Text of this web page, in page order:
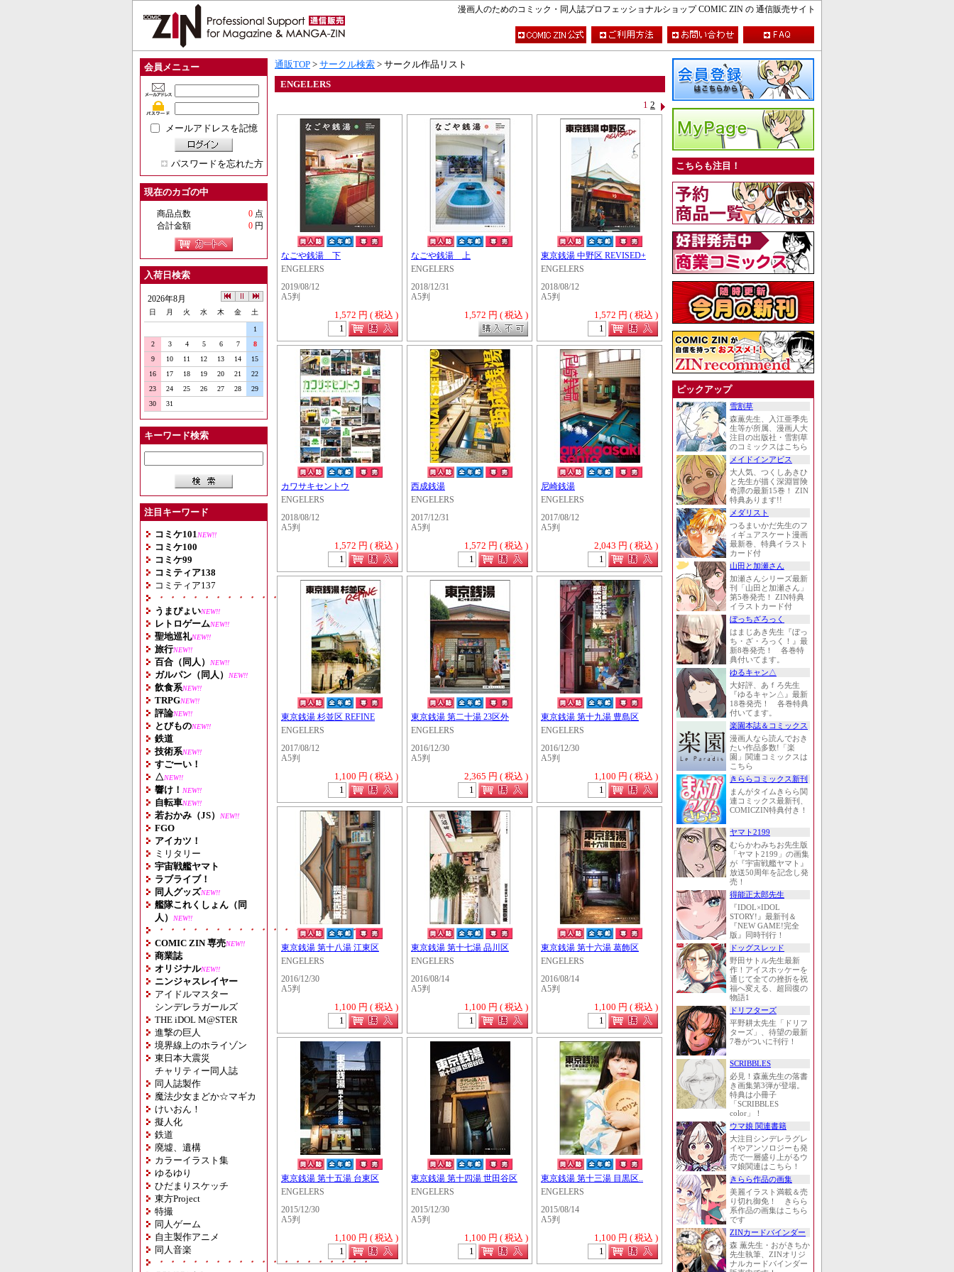
漫画人のためのコミック・同人誌プロフェッショナルショップ COMIC ZIN の 通信販売サイト
会員メニュー
メールアドレスを記憶
パスワードを忘れた方
現在のカゴの中
商品点数 0 点
合計金額
0 円
入荷日検索
2026年8月
日 月 火 水 木 金 土
1
2
3 4 5 6 7
8
9
10 11 12 13 14
15
16
17 18 19 20 21
22
23
24 25 26 27 28
29
30
31
キーワード検索
注目キーワード
コミケ101 NEW!!
コミケ100
コミケ99
コミティア138
コミティア137
・・・・・・・・・・・・・・・・・・・
うまぴょいNEW!!
レトロゲームNEW!!
聖地巡礼NEW!!
旅行NEW!!
百合（同人） NEW!!
ガルパン（同人） NEW!!
飲食系NEW!!
TRPGNEW!!
評論NEW!!
とびものNEW!!
鉄道
技術系NEW!!
すごーい！
△NEW!!
響け！ NEW!!
自転車NEW!!
若おかみ（JS） NEW!!
FGO
アイカツ！
ミリタリー
宇宙戦艦ヤマト
ラブライブ！
同人グッズNEW!!
艦隊これくしょん（同
人）
NEW!!
・・・・・・・・・・・・・・・・・・・
COMIC ZIN 専売NEW!!
商業誌
オリジナルNEW!!
ニンジャスレイヤー
アイドルマスター
シンデレラガールズ
THE iDOL M@STER
進撃の巨人
境界線上のホライゾン
東日本大震災
チャリティー同人誌
同人誌製作
魔法少女まどか☆マギカ
けいおん！
擬人化
鉄道
廃墟、遺構
カラーイラスト集
ゆるゆり
ひだまりスケッチ
東方Project
特撮
同人ゲーム
自主製作アニメ
同人音楽
・・・・・・・・・・・・・・・・・・・
通販TOP > サークル検索 > サークル作品リスト
ENGELERS
1 2
なごや銭湯 下
ENGELERS
2019/08/12
A5判
1,572 円 ( 税込 )
なごや銭湯 上
ENGELERS
2018/12/31
A5判
1,572 円 ( 税込 )
東京銭湯 中野区 REVISED+
ENGELERS
2018/08/12
A5判
1,572 円 ( 税込 )
カワサキセントウ
ENGELERS
2018/08/12
A5判
1,572 円 ( 税込 )
西成銭湯
ENGELERS
2017/12/31
A5判
1,572 円 ( 税込 )
尼崎銭湯
ENGELERS
2017/08/12
A5判
2,043 円 ( 税込 )
東京銭湯 杉並区 REFINE
ENGELERS
2017/08/12
A5判
1,100 円 ( 税込 )
東京銭湯 第二十湯 23区外
ENGELERS
2016/12/30
A5判
2,365 円 ( 税込 )
東京銭湯 第十九湯 豊島区
ENGELERS
2016/12/30
A5判
1,100 円 ( 税込 )
東京銭湯 第十八湯 江東区
ENGELERS
2016/12/30
A5判
1,100 円 ( 税込 )
東京銭湯 第十七湯 品川区
ENGELERS
2016/08/14
A5判
1,100 円 ( 税込 )
東京銭湯 第十六湯 葛飾区
ENGELERS
2016/08/14
A5判
1,100 円 ( 税込 )
東京銭湯 第十五湯 台東区
ENGELERS
2015/12/30
A5判
1,100 円 ( 税込 )
東京銭湯 第十四湯 世田谷区
ENGELERS
2015/12/30
A5判
1,100 円 ( 税込 )
東京銭湯 第十三湯 目黒区..
ENGELERS
2015/08/14
A5判
1,100 円 ( 税込 )
こちらも注目！
ピックアップ
雪割草
森薫先生、入江亜季先
生等が所属、漫画人大
注目の出版社・雪割草
のコミックスはこちら
メイドインアビス
大人気、つくしあきひ
と先生が描く深淵冒険
奇譚の最新15巻！ ZIN
特典あります!!
メダリスト
つるまいかだ先生のフ
ィギュアスケート漫画
最新巻、特典イラスト
カード付
山田と加瀬さん
加瀬さんシリーズ最新
刊「山田と加瀬さん」
第5巻発売！ ZIN特典
イラストカード付
ぼっちざろっく
はまじあき先生『ぼっ
ち・ざ・ろっく！』最
新8巻発売！ 各巻特
典付いてます。
ゆるキャン△
大好評、あｆろ先生
『ゆるキャン△』最新
18巻発売！ 各巻特典
付いてます。
楽園本誌＆コミックス
漫画人なら読んでおき
たい作品多数!「楽
園」関連コミックスは
こちら
きららコミックス新刊
まんがタイムきらら関
連コミックス最新刊、
COMICZIN特典付き！
ヤマト2199
むらかわみちお先生版
「ヤマト2199」の画集
が『宇宙戦艦ヤマト』
放送50周年を記念し発
売！
得能正太郎先生
『IDOL×IDOL
STORY!』最新刊＆
『NEW GAME!完全
版』同時刊行！
ドッグスレッド
野田サトル先生最新
作！アイスホッケーを
通じて全ての挫折を祝
福へ変える、超回復の
物語1
ドリフターズ
平野耕太先生「ドリフ
ターズ」、待望の最新
7巻がついに刊行！
SCRIBBLES
必見！森薫先生の落書
き画集第3弾が登場。
特典は小冊子
「SCRIBBLES
color」！
ウマ娘 関連書籍
大注目シンデレラグレ
イやアンソロジーも発
売で一層盛り上がるウ
マ娘関連はこちら！
きらら作品の画集
美麗イラスト満載＆売
り切れ御免！ きらら
系作品の画集はこちら
です
ZINカードバインダー
森 薫先生・おがきちか
先生執筆、ZINオリジ
ナルカードバインダー